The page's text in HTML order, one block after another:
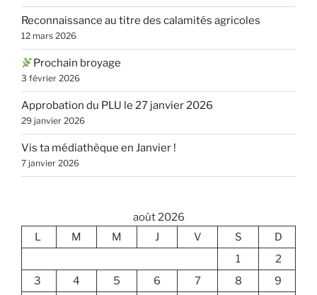
Reconnaissance au titre des calamités agricoles
12 mars 2026
Prochain broyage
3 février 2026
Approbation du PLU le 27 janvier 2026
29 janvier 2026
Vis ta médiathèque en Janvier !
7 janvier 2026
août 2026
L
M M J V S
D
1
2
3
4 5 6 7 8
9